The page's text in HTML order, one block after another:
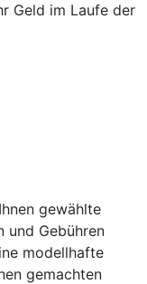
Geld im Laufe der
gewählte
und Gebühren
modellhafte
gemachten